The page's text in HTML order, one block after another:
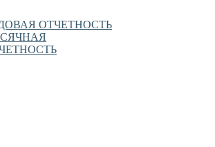
ОТЧЕТНОСТЬ